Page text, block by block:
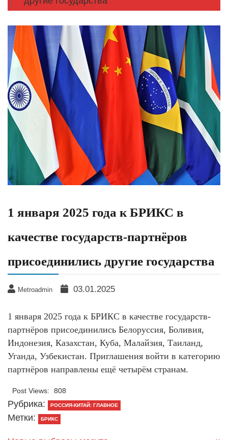
1 января 2025 года к БРИКС в
качестве государств-партнёров
присоединились другие государства
Metroadmin 03.01.2025
1 января 2025 года к БРИКС в качестве государств-
партнёров присоединились Белоруссия, Боливия,
Индонезия, Казахстан, Куба, Малайзия, Таиланд,
Уганда, Узбекистан. Приглашения войти в категорию
партнёров направлены ещё четырём странам.
Post Views: 808
Рубрика: РОССИЯ-КИТАЙ: ГЛАВНОЕ
Метки: БРИКС